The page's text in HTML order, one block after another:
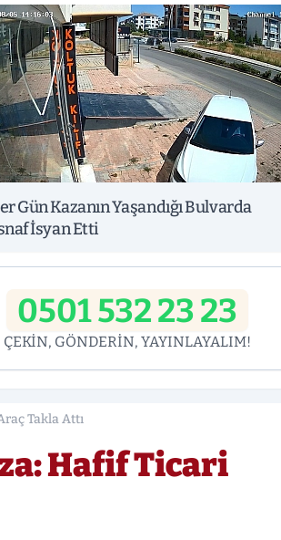
Gün Kazanın Yaşandığı Bulvarda
İsyan Etti
0501 532 23 23
ÇEKİN, GÖNDERİN, YAYINLAYALIM!
Takla Attı
Hafif Ticari